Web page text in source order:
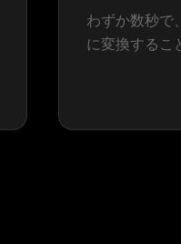
わずか数秒で
に変換するこ